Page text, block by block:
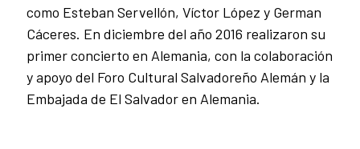
como Esteban Servellón, Víctor López y German
Cáceres. En diciembre del año 2016 realizaron su
primer concierto en Alemania, con la colaboración
y apoyo del Foro Cultural Salvadoreño Alemán y la
Embajada de El Salvador en Alemania.